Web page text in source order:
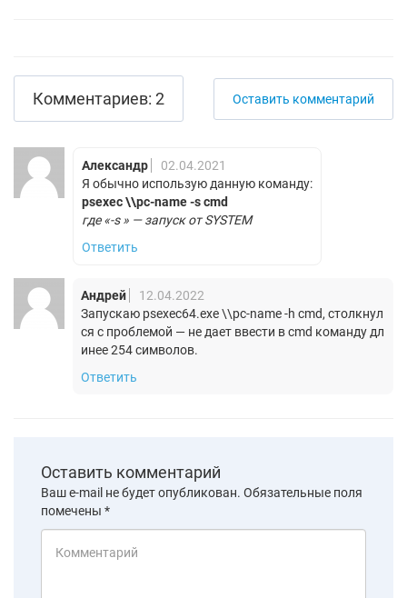
Комментариев: 2 Оставить комментарий
Александр
02.04.2021
Я обычно использую данную команду:
psexec \\pc-name -s cmd
где «-s » — запуск от SYSTEM
Ответить
Андрей
12.04.2022
Запускаю psexec64.exe \\pc-name -h cmd, столкнул
ся с проблемой — не дает ввести в cmd команду дл
инее 254 символов.
Ответить
Оставить комментарий
Ваш e-mail не будет опубликован. Обязательные поля
помечены *